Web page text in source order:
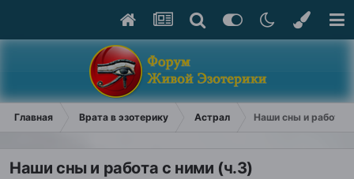
Главная Врата в эзотерику Астрал Наши сны и работа
Наши сны и работа с ними (ч.3)